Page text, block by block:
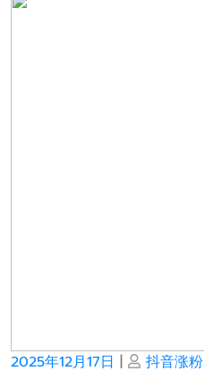
Posted
2025年12月17日 | Posted
抖音涨粉